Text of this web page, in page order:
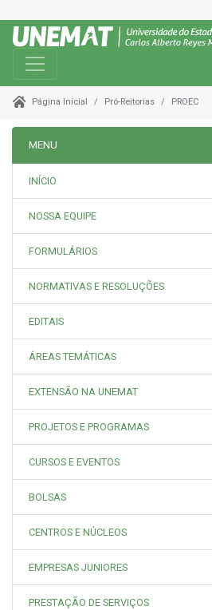
Toggle navigation
Página Inicial Pró-Reitorias PROEC
MENU
INÍCIO
NOSSA EQUIPE
FORMULÁRIOS
NORMATIVAS E RESOLUÇÕES
EDITAIS
ÁREAS TEMÁTICAS
EXTENSÃO NA UNEMAT
PROJETOS E PROGRAMAS
CURSOS E EVENTOS
BOLSAS
CENTROS E NÚCLEOS
EMPRESAS JUNIORES
PRESTAÇÃO DE SERVIÇOS